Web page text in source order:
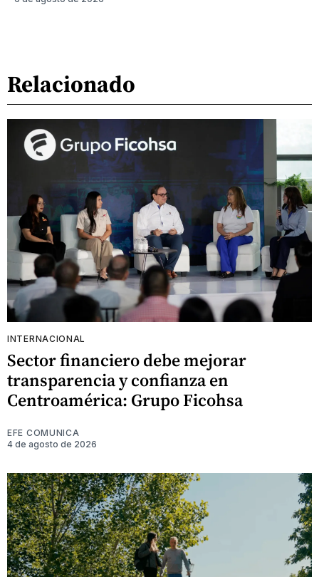
Relacionado
INTERNACIONAL
Sector financiero debe mejorar
transparencia y confianza en
Centroamérica: Grupo Ficohsa
EFE COMUNICA
4 de agosto de 2026